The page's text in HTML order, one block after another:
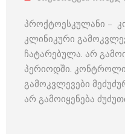
პროქტოესკულანი –
კლინიკური
ჩატარებულა. არ
პერიოდში.
გამოკვლევები
არ გამოიყენება